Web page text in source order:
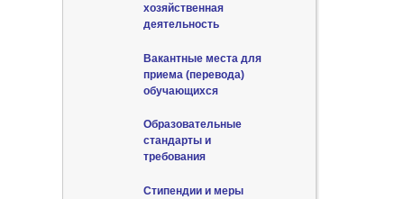
хозяйственная
деятельность
Вакантные места для
приема (перевода)
обучающихся
Образовательные
стандарты и
требования
Стипендии и меры